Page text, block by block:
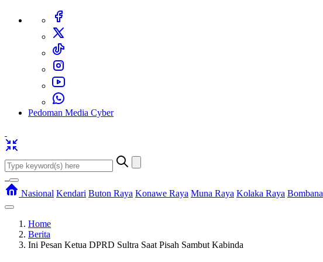
Pedoman Media Cyber
Nasional Kendari Buton Raya Konawe Raya Muna Raya Kolaka Raya Bombana
Home
Berita
Ini Pesan Ketua DPRD Sultra Saat Pisah Sambut Kabinda